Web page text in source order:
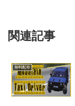
関連記事
無料配布